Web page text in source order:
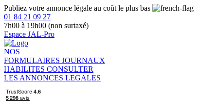
Publiez votre annonce légale au coût le plus bas
01 84 21 09 27
7h00 à 19h00 (non surtaxé)
Espace JAL-Pro
NOS
FORMULAIRES JOURNAUX
HABILITES CONSULTER
LES ANNONCES LEGALES